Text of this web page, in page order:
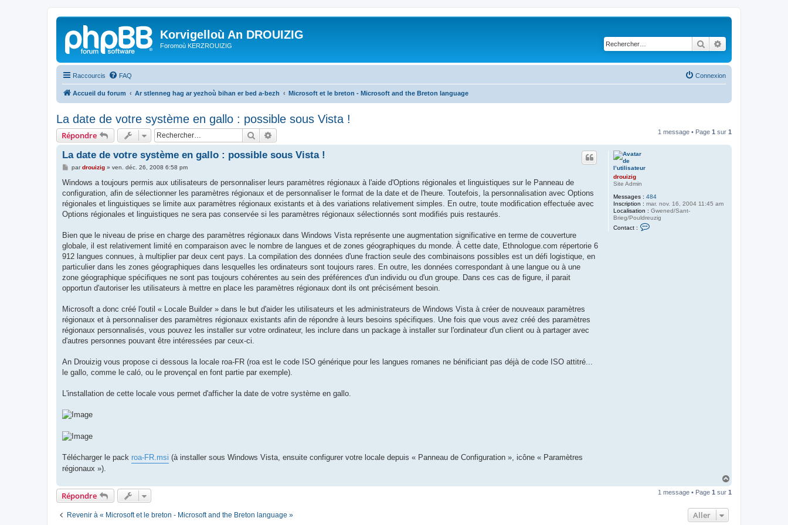
Korvigelloù An DROUIZIG
Foromoù KERZROUIZIG Rechercher
Raccourcis FAQ Connexion
Accueil du forum Ar stlenneg hag ar yezhoù bihan er bed a-bezh Microsoft et le breton - Microsoft and the Breton language
La date de votre système en gallo : possible sous Vista !
Répondre Rechercher 1 message • Page 1 sur 1
drouizig
Site Admin
Messages : 484
Inscription : mar. nov. 16, 2004 11:45 am
Localisation : Gwened/Sant-
Brieg/Pouldreuzig
Contact :
La date de votre système en gallo : possible sous Vista !
M
s
a
g
e
pardrouizig» ven. déc. 26, 2008 6:58 pm
Windows a toujours permis aux utilisateurs de personnaliser leurs paramètres régionaux à l'aide d'Options régionales et linguistiques sur le Panneau de
configuration, afin de sélectionner les paramètres régionaux et de personnaliser le format de la date et de l'heure. Toutefois, la personnalisation avec Options
régionales et linguistiques se limite aux paramètres régionaux existants et à des variations relativement simples. En outre, toute modification effectuée avec
Options régionales et linguistiques ne sera pas conservée si les paramètres régionaux sélectionnés sont modifiés puis restaurés.
Bien que le niveau de prise en charge des paramètres régionaux dans Windows Vista représente une augmentation significative en terme de couverture
globale, il est relativement limité en comparaison avec le nombre de langues et de zones géographiques du monde. À cette date, Ethnologue.com répertorie 6
912 langues connues, à multiplier par deux cent pays. La compilation des données d'une fraction seule des combinaisons possibles est un défi logistique, en
particulier dans les zones géographiques dans lesquelles les ordinateurs sont toujours rares. En outre, les données correspondant à une langue ou à une
zone géographique spécifiques ne sont pas toujours cohérentes au sein des préférences d'un individu ou d'un groupe. Dans ces cas de figure, il parait
opportun d'autoriser les utilisateurs à mettre en place les paramètres régionaux dont ils ont précisément besoin.
Microsoft a donc créé l'outil « Locale Builder » dans le but d'aider les utilisateurs et les administrateurs de Windows Vista à créer de nouveaux paramètres
régionaux et à personnaliser des paramètres régionaux existants afin de répondre à leurs besoins spécifiques. Une fois que vous avez créé des paramètres
régionaux personnalisés, vous pouvez les installer sur votre ordinateur, les inclure dans un package à installer sur l'ordinateur d'un client ou à partager avec
d'autres personnes pouvant être intéressées par ceux-ci.
An Drouizig vous propose ci dessous la locale roa-FR (roa est le code ISO générique pour les langues romanes ne bénificiant pas déjà de code ISO attitré...
le gallo, comme le caló, ou le provençal en font partie par exemple).
L'installation de cette locale vous permet d'afficher la date de votre système en gallo.
Télécharger le pack roa-FR.msi (à installer sous Windows Vista, ensuite configurer votre locale depuis « Panneau de Configuration », icône « Paramètres
régionaux »).
u
Répondre 1 message • Page 1 sur 1
Revenir à « Microsoft et le breton - Microsoft and the Breton language » Aller